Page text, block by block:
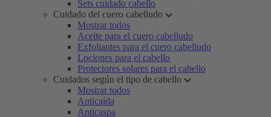
Sets cuidado cabello
Cuidado del cuero cabelludo
Mostrar todos
Aceite para el cuero cabelludo
Exfoliantes para el cuero cabelludo
Lociones para el cabello
Protectores solares para el cabello
Cuidados según el tipo de cabello
Mostrar todos
Anticaída
Anticaspa